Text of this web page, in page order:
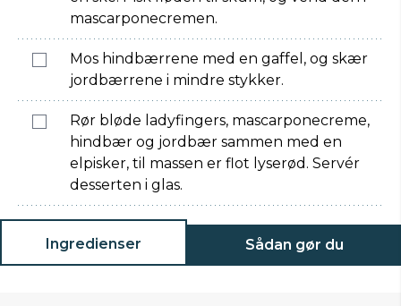
mascarponecremen.
Mos hindbærrene med en gaffel, og skær
jordbærrene i mindre stykker.
Rør bløde ladyfingers, mascarponecreme,
hindbær og jordbær sammen med en
elpisker, til massen er flot lyserød. Servér
desserten i glas.
Ingredienser Sådan gør du